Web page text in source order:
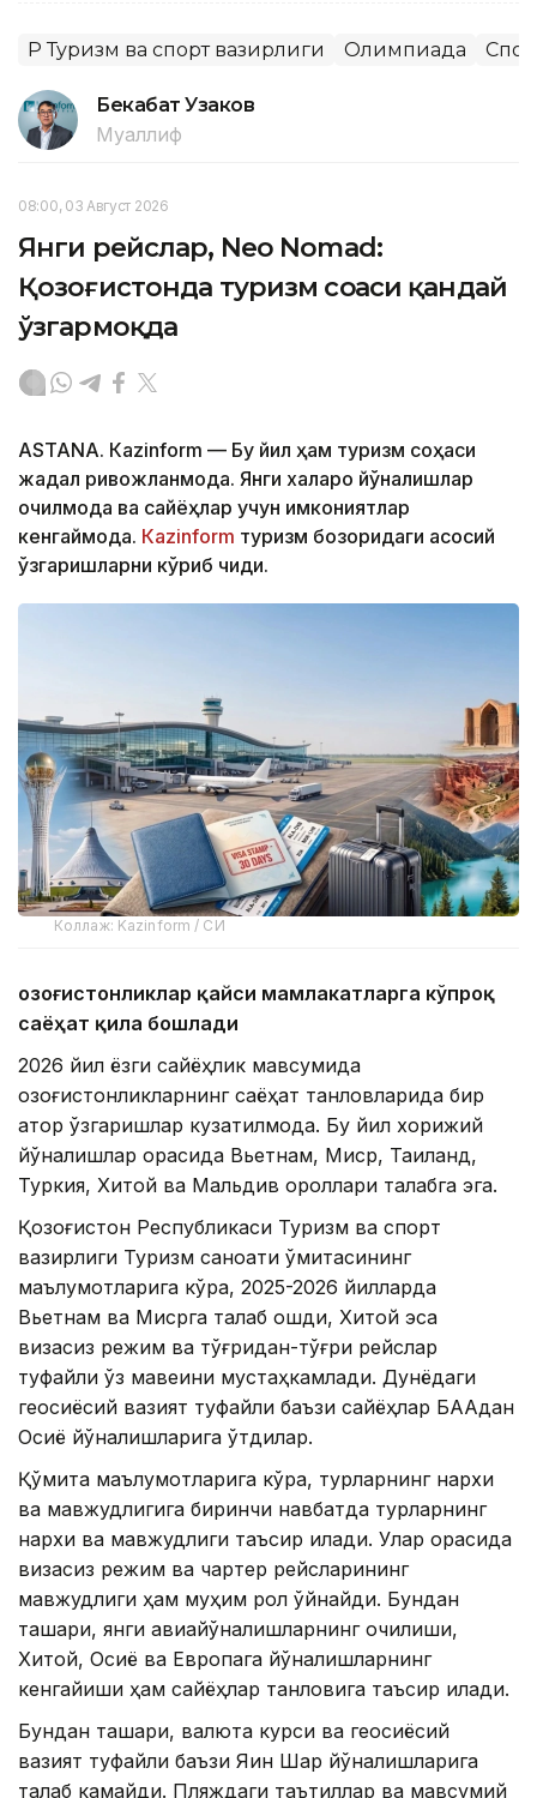
ҚР Туризм ва спорт вазирлиги Олимпиада
Бекабат Узаков
Муаллиф
08:00, 03 Август 2026
Янги рейслар, Neo Nomad:
Қозоғистонда туризм соҳаси қандай
ўзгармоқда
ASTANА. Кazinform — Бу йил ҳам туризм соҳаси
жадал ривожланмоқда. Янги халқаро йўналишлар
очилмоқда ва сайёҳлар учун имкониятлар
кенгаймоқда. Кazinform туризм бозоридаги асосий
ўзгаришларни кўриб чиқди.
Коллаж: Kazinform / СИ
Қозоғистонликлар қайси мамлакатларга кўпроқ
саёҳат қила бошлади
2026 йил ёзги сайёҳлик мавсумида
қозоғистонликларнинг саёҳат танловларида бир
қатор ўзгаришлар кузатилмоқда. Бу йил хорижий
йўналишлар орасида Вьетнам, Миср, Таиланд,
Туркия, Хитой ва Мальдив ороллари талабга эга.
Қозоғистон Республикаси Туризм ва спорт
вазирлиги Туризм саноати қўмитасининг
маълумотларига кўра, 2025-2026 йилларда
Вьетнам ва Мисрга талаб ошди, Хитой эса
визасиз режим ва тўғридан-тўғри рейслар
туфайли ўз мавқеини мустаҳкамлади. Дунёдаги
геосиёсий вазият туфайли баъзи сайёҳлар БААдан
Осиё йўналишларига ўтдилар.
Қўмита маълумотларига кўра, турларнинг нархи
ва мавжудлигига биринчи навбатда турларнинг
нархи ва мавжудлиги таъсир қилади. Улар орасида
визасиз режим ва чартер рейсларининг
мавжудлиги ҳам муҳим рол ўйнайди. Бундан
ташқари, янги авиайўналишларнинг очилиши,
Хитой, Осиё ва Европага йўналишларнинг
кенгайиши ҳам сайёҳлар танловига таъсир қилади.
Бундан ташқари, валюта курси ва геосиёсий
вазият туфайли баъзи Яқин Шарқ йўналишларига
талаб камайди. Пляждаги таътиллар ва мавсумий